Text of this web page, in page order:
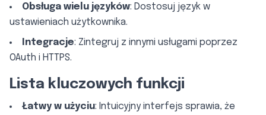
Obsługa wielu języków: Dostosuj język w
ustawieniach użytkownika.
Integracje: Zintegruj z innymi usługami poprzez
OAuth i HTTPS.
Lista kluczowych funkcji
Łatwy w użyciu: Intuicyjny interfejs sprawia, że